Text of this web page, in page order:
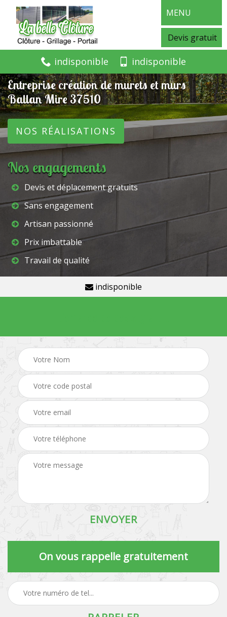
MENU
Devis gratuit
indisponible indisponible
Entreprise création de murets et murs
Ballan Mire 37510
NOS RÉALISATIONS
Nos engagements
Devis et déplacement gratuits
Sans engagement
Artisan passionné
Prix imbattable
Travail de qualité
indisponible
On vous rappelle gratuitement